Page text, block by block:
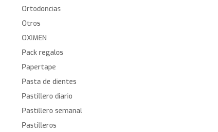
Ortodoncias
Otros
OXIMEN
Pack regalos
Papertape
Pasta de dientes
Pastillero diario
Pastillero semanal
Pastilleros